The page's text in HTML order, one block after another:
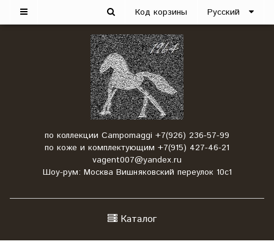
Русский
Код корзины
по коллекции Campomaggi +7(926) 236-57-99
по коже и комплектующим +7(915) 427-46-21
vagent007@yandex.ru
Шоу-рум: Москва Вишняковский переулок 10с1
Каталог